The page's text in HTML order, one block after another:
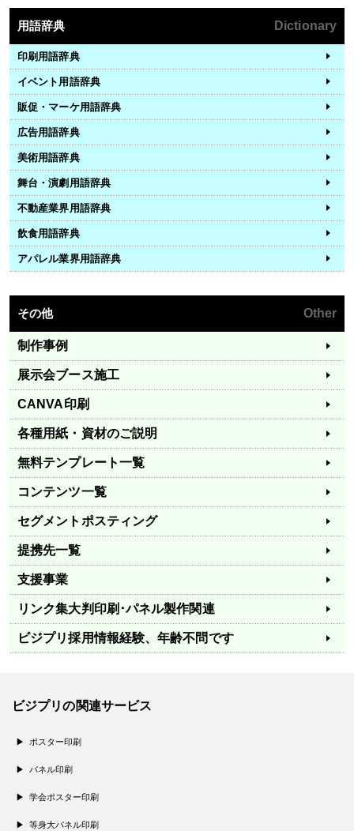
用語辞典 Dictionary
印刷用語辞典
イベント用語辞典
販促・マーケ用語辞典
広告用語辞典
美術用語辞典
舞台・演劇用語辞典
不動産業界用語辞典
飲食用語辞典
アパレル業界用語辞典
その他 Other
制作事例
展示会ブース施工
CANVA印刷
各種用紙・資材のご説明
無料テンプレート一覧
コンテンツ一覧
セグメントポスティング
提携先一覧
支援事業
リンク集大判印刷･パネル製作関連
ビジプリ採用情報経験、年齢不問です
ビジプリの関連サービス
ポスター印刷
パネル印刷
学会ポスター印刷
等身大パネル印刷